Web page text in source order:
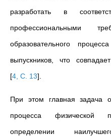
разработать в
профессиональными
образовательного
выпускников, что
[4, С. 13]
При этом главная задача
процесса физической
определении